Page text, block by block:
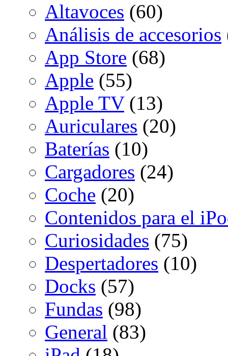
Altavoces (60)
Análisis de accesorios
App Store (68)
Apple (55)
Apple TV(13)
Auriculares (20)
Baterías (10)
Cargadores (24)
Coche (20)
Contenidos para el
Curiosidades (75)
Despertadores (10)
Docks (57)
Fundas (98)
General (83)